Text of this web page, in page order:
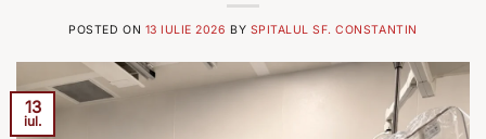
POSTED ON 13 IULIE 2026 BY SPITALUL SF. CONSTANTIN
13
iul.